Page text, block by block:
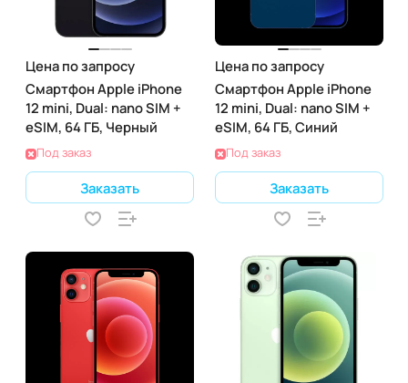
Цена по запросу
Смартфон Apple iPhone
12 mini, Dual: nano SIM +
eSIM, 64 ГБ, Черный
Под заказ
Заказать
Цена по запросу
Смартфон Apple iPhone
12 mini, Dual: nano SIM +
eSIM, 64 ГБ, Синий
Под заказ
Заказать